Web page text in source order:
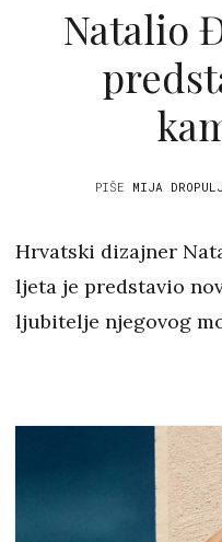
Natalio
PIŠE MIJA
Hrvatski dizajner
ljeta je predstavio
ljubitelje njegovog